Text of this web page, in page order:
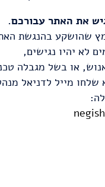
את האתר עבורכם.
שהושקע בהנגשת
לא יהיו נגישים,
או בשל מגבלה
מייל לדניאל